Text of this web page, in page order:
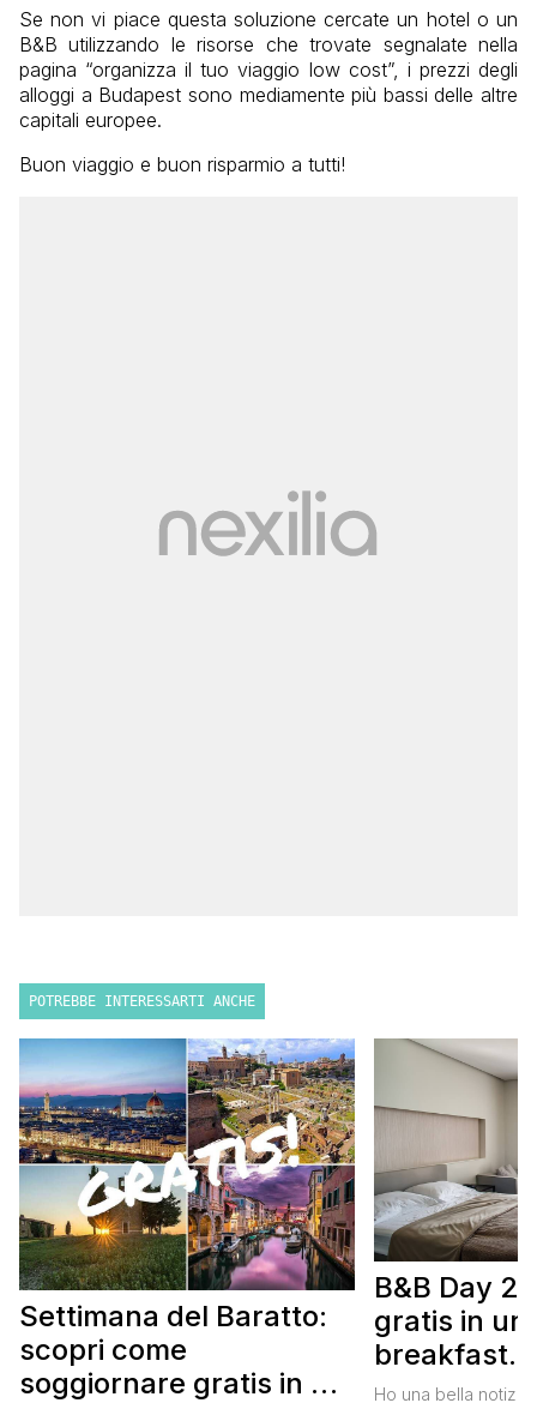
Se non vi piace questa soluzione cercate un hotel o un
B&B utilizzando le risorse che trovate segnalate nella
pagina “organizza il tuo viaggio low cost”, i prezzi degli
alloggi a Budapest sono mediamente più bassi delle altre
capitali europee.
Buon viaggio e buon risparmio a tutti!
POTREBBE INTERESSARTI ANCHE
Settimana del Baratto:
scopri come
soggiornare gratis in un
B&B Day
gratis in un
breakfast.
Ho una bella